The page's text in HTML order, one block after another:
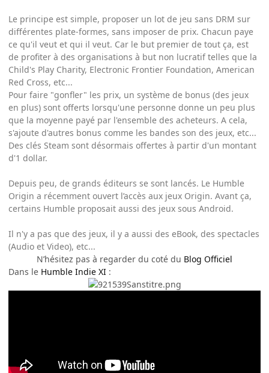
Le principe est simple, proposer un lot de jeu sans DRM sur
différentes plate-formes, sans imposer de prix. Chacun paye
ce qu'il veut et qui il veut. Car le but premier de tout ça, est
de profiter à des organisations à but non lucratif telles que la
Child's Play Charity, Electronic Frontier Foundation, American
Red Cross, etc...
Pour faire "gonfler" les prix, un système de bonus (des jeux
en plus) sont offerts lorsqu'une personne donne un peu plus
que la moyenne payé par l'ensemble des acheteurs. A cela,
s'ajoute d'autres bonus comme les bandes son des jeux, etc...
Des clés Steam sont désormais offertes à partir d'un montant
d'1 dollar.
Depuis peu, de grands éditeurs se sont lancés. Le Humble
Origin a récemment ouvert l’accès aux jeux Origin. Avant ça,
certains Humble proposait aussi des jeux sous Android.
Il n'y a pas que des jeux, il y a aussi des eBook, des spectacles
(Audio et Video), etc...
N’hésitez pas à regarder du coté du Blog Officiel
Dans le Humble Indie XI :